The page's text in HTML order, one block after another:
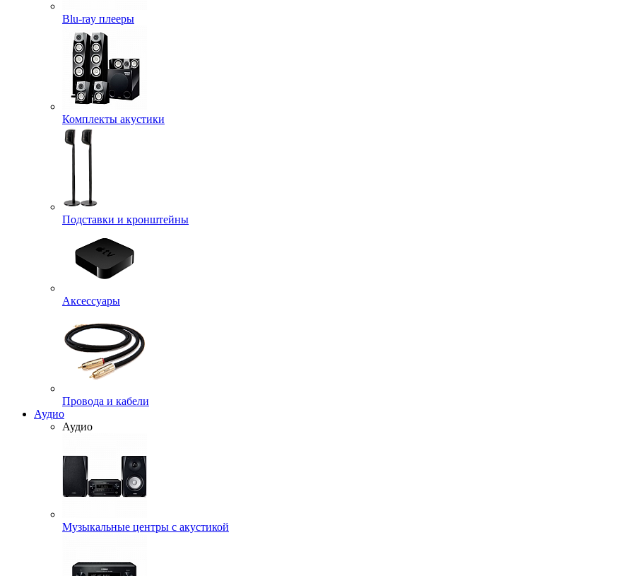
Blu-ray плееры
Комплекты акустики
Подставки и кронштейны
Аксессуары
Провода и кабели
Аудио
Аудио
Музыкальные центры с акустикой